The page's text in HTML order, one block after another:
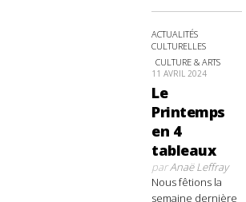
ACTUALITÉS
CULTURELLES
CULTURE & ARTS
11 AVRIL 2024
Le
Printemps
en 4
tableaux
parAnaë Leffray
Nous fêtions la
semaine dernière